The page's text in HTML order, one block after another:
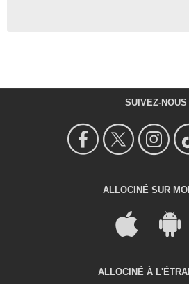
SUIVEZ-NOUS
ALLOCINÉ SUR
ALLOCINÉ À